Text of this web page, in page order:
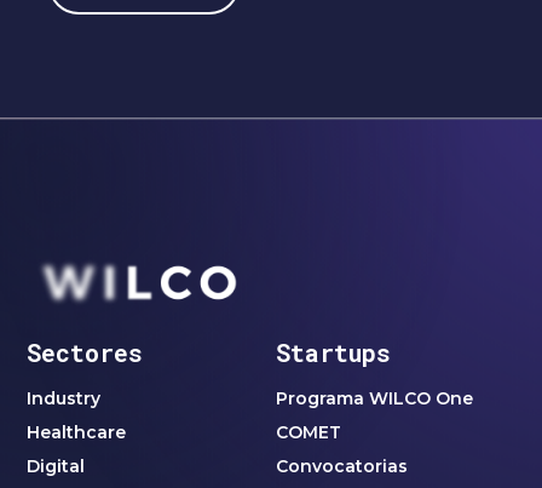
Sectores
Industry
Healthcare
Digital
Startups
Programa WILCO One
COMET
Convocatorias